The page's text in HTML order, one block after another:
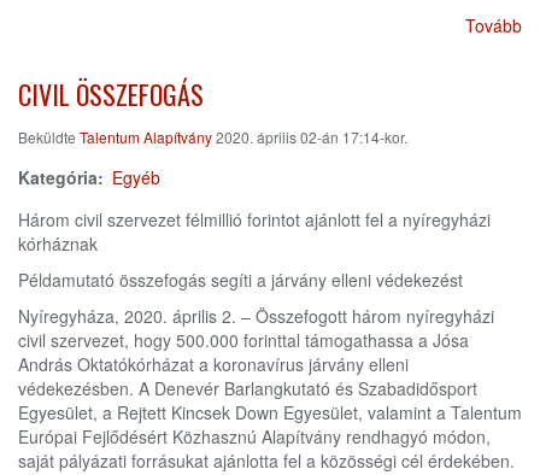
Tovább
CIVIL ÖSSZEFOGÁS
Beküldte Talentum Alapítvány2020. április 02-án 17:14-kor.
Kategória
Egyéb
Három civil szervezet félmillió forintot ajánlott fel a nyíregyházi
kórháznak
Példamutató összefogás segíti a járvány elleni védekezést
Nyíregyháza, 2020. április 2. – Összefogott három nyíregyházi
civil szervezet, hogy 500.000 forinttal támogathassa a Jósa
András Oktatókórházat a koronavírus járvány elleni
védekezésben. A Denevér Barlangkutató és Szabadidősport
Egyesület, a Rejtett Kincsek Down Egyesület, valamint a Talentum
Európai Fejlődésért Közhasznú Alapítvány rendhagyó módon,
saját pályázati forrásukat ajánlotta fel a közösségi cél érdekében.